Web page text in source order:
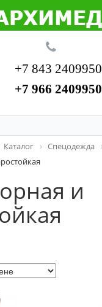
+7 843 2409950
+7 966 2409950
Каталог Спецодежда
и